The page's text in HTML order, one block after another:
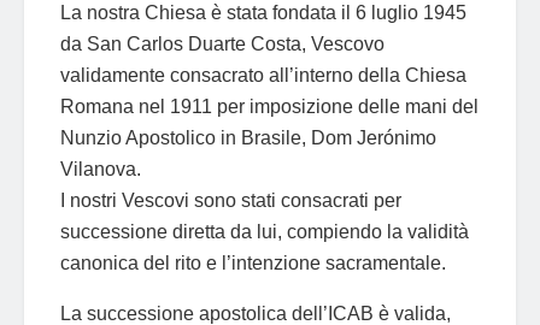
La nostra Chiesa è stata fondata il 6 luglio 1945
da San Carlos Duarte Costa, Vescovo
validamente consacrato all’interno della Chiesa
Romana nel 1911 per imposizione delle mani del
Nunzio Apostolico in Brasile, Dom Jerónimo
Vilanova.
I nostri Vescovi sono stati consacrati per
successione diretta da lui, compiendo la validità
canonica del rito e l’intenzione sacramentale.
La successione apostolica dell’ICAB è valida,